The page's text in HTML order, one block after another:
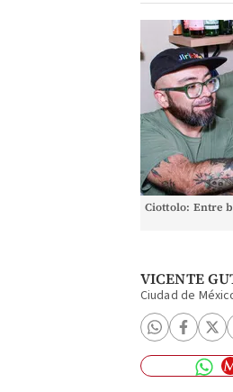
Ciottolo: Entre
VICENTE
Ciudad de